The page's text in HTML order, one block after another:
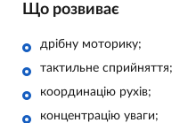
Що розвиває
дрібну моторику;
тактильне сприйняття;
координацію рухів;
концентрацію уваги;